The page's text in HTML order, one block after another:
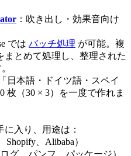
：吹き出し・効果音向け
では バッチ処理 が可能。複
まとめて処理し、整理された
日本語・ドイツ語・スペイ
枚（30 × 3）を一度で作れま
入り、用途は：
Shopify、Alibaba）
グ、パンフ、パッケージ）